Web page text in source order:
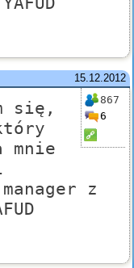
15.12.2012
867
6
się,
mnie
z